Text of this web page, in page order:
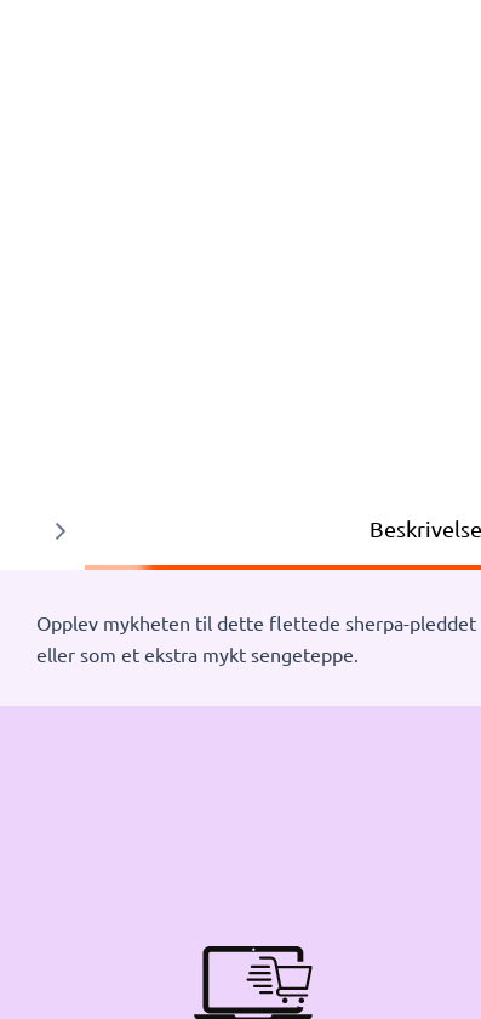
Beskrivelse
Opplev mykheten til dette flettede sherpa-
eller som et ekstra mykt sengeteppe.